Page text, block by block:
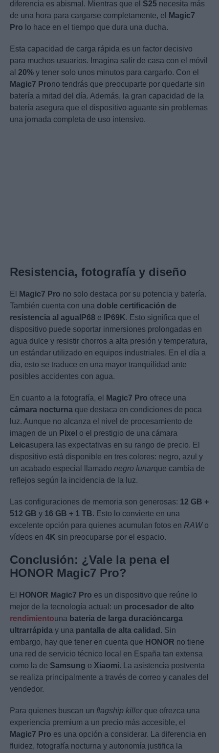
diferencia es abismal. Mientras que el S25 necesita más
de una hora para cargarse completamente, el
Magic7
Pro lo hace en el tiempo que dura una ducha.
Esta capacidad de carga rápida es un factor decisivo
para muchos usuarios. Imagina salir de casa con el móvil
al 20% y tener solo unos minutos para cargarlo. Con el
Magic7 Prono tendrás que preocuparte por quedarte sin
batería a mitad del día. Además, la gran capacidad de la
batería asegura que el dispositivo aguante sin problemas
una jornada completa de uso intensivo.
Resistencia, fotografía y diseño
El Magic7 Pro no solo destaca por su potencia y batería.
También cuenta con una doble certificación de
resistencia al agua IP68 e IP69K. Esto significa que el
dispositivo puede soportar inmersiones prolongadas en
agua dulce y resistir chorros a alta presión y temperatura,
un estándar utilizado en equipos industriales. En el día a
día, esto se traduce en una mayor tranquilidad ante
posibles accidentes con agua.
En cuanto a la fotografía, el Magic7 Pro ofrece una
cámara nocturna que destaca en condiciones de poca
luz. Aunque no alcanza el nivel de procesamiento de
imagen de un Pixel o el prestigio de una cámara
Leicasupera las expectativas en su rango de precio. El
dispositivo está disponible en tres colores: negro, azul y
un acabado especial llamado negro lunarque cambia de
reflejos según la incidencia de la luz.
Las configuraciones de memoria son generosas: 12 GB +
512 GB y 16 GB + 1 TB. Esto lo convierte en una
excelente opción para quienes acumulan fotos en RAWo
vídeos en 4K sin preocuparse por el espacio.
Conclusión: ¿Vale la pena el
HONOR Magic7 Pro?
El HONOR Magic7 Pro es un dispositivo que reúne lo
mejor de la tecnología actual: un procesador de alto
rendimientouna batería de larga duracióncarga
ultrarrápida y una pantalla de alta calidad . Sin
embargo, hay que tener en cuenta que HONOR no tiene
una red de servicio técnico local en España tan extensa
como la de Samsung o Xiaomi. La asistencia postventa
se realiza principalmente a través de correo y canales del
vendedor.
Para quienes buscan un flagship killerque ofrezca una
experiencia premium a un precio más accesible, el
Magic7 Pro es una opción a considerar. La diferencia en
fluidez, fotografía nocturna y autonomía justifica la